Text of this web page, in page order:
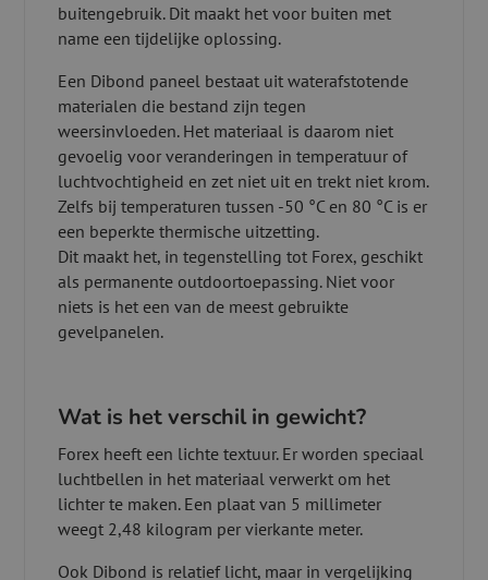
buitengebruik. Dit maakt het voor buiten met
name een tijdelijke oplossing.
Een Dibond paneel bestaat uit waterafstotende
materialen die bestand zijn tegen
weersinvloeden. Het materiaal is daarom niet
gevoelig voor veranderingen in temperatuur of
luchtvochtigheid en zet niet uit en trekt niet krom.
Zelfs bij temperaturen tussen -50 °C en 80 °C is er
een beperkte thermische uitzetting.
Dit maakt het, in tegenstelling tot Forex, geschikt
als permanente outdoortoepassing. Niet voor
niets is het een van de meest gebruikte
gevelpanelen.
Wat is het verschil in gewicht?
Forex heeft een lichte textuur. Er worden speciaal
luchtbellen in het materiaal verwerkt om het
lichter te maken. Een plaat van 5 millimeter
weegt 2,48 kilogram per vierkante meter.
Ook Dibond is relatief licht, maar in vergelijking